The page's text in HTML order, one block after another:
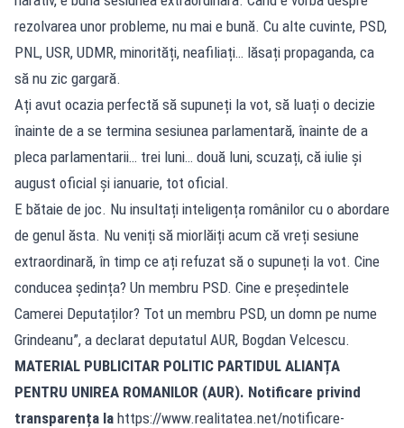
rezolvarea unor probleme, nu mai e bună. Cu alte cuvinte, PSD,
PNL, USR, UDMR, minorități, neafiliați… lăsați propaganda, ca
să nu zic gargară.
Ați avut ocazia perfectă să supuneți la vot, să luați o decizie
înainte de a se termina sesiunea parlamentară, înainte de a
pleca parlamentarii… trei luni… două luni, scuzați, că iulie și
august oficial și ianuarie, tot oficial.
E bătaie de joc. Nu insultați inteligența românilor cu o abordare
de genul ăsta. Nu veniți să miorlăiți acum că vreți sesiune
extraordinară, în timp ce ați refuzat să o supuneți la vot. Cine
conducea ședința? Un membru PSD. Cine e președintele
Camerei Deputaților? Tot un membru PSD, un domn pe nume
Grindeanu”, a declarat deputatul AUR, Bogdan Velcescu.
MATERIAL PUBLICITAR POLITIC PARTIDUL ALIANȚA
PENTRU UNIREA ROMANILOR (AUR). Notificare privind
transparența la https://www.realitatea.net/notificare-